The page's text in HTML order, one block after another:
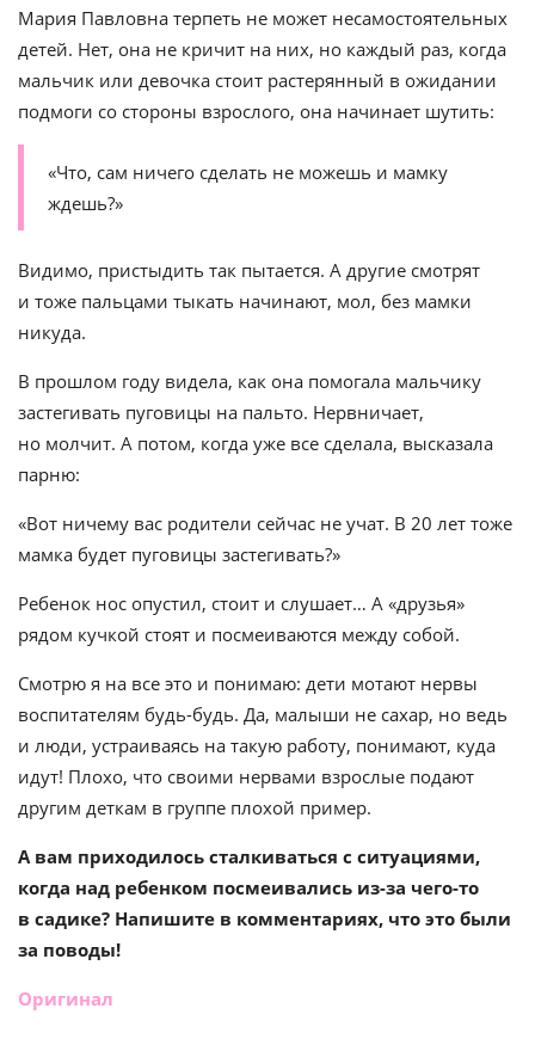
Мария Павловна терпеть не может несамостоятельных
детей. Нет, она не кричит на них, но каждый раз, когда
мальчик или девочка стоит растерянный в ожидании
подмоги со стороны взрослого, она начинает шутить:
«Что, сам ничего сделать не можешь и мамку
ждешь?»
Видимо, пристыдить так пытается. А другие смотрят
и тоже пальцами тыкать начинают, мол, без мамки
никуда.
В прошлом году видела, как она помогала мальчику
застегивать пуговицы на пальто. Нервничает,
но молчит. А потом, когда уже все сделала, высказала
парню:
«Вот ничему вас родители сейчас не учат. В 20 лет тоже
мамка будет пуговицы застегивать?»
Ребенок нос опустил, стоит и слушает… А «друзья»
рядом кучкой стоят и посмеиваются между собой.
Смотрю я на все это и понимаю: дети мотают нервы
воспитателям будь-будь. Да, малыши не сахар, но ведь
и люди, устраиваясь на такую работу, понимают, куда
идут! Плохо, что своими нервами взрослые подают
другим деткам в группе плохой пример.
А вам приходилось сталкиваться с ситуациями,
когда над ребенком посмеивались из-за чего-то
в садике? Напишите в комментариях, что это были
за поводы!
Оригинал